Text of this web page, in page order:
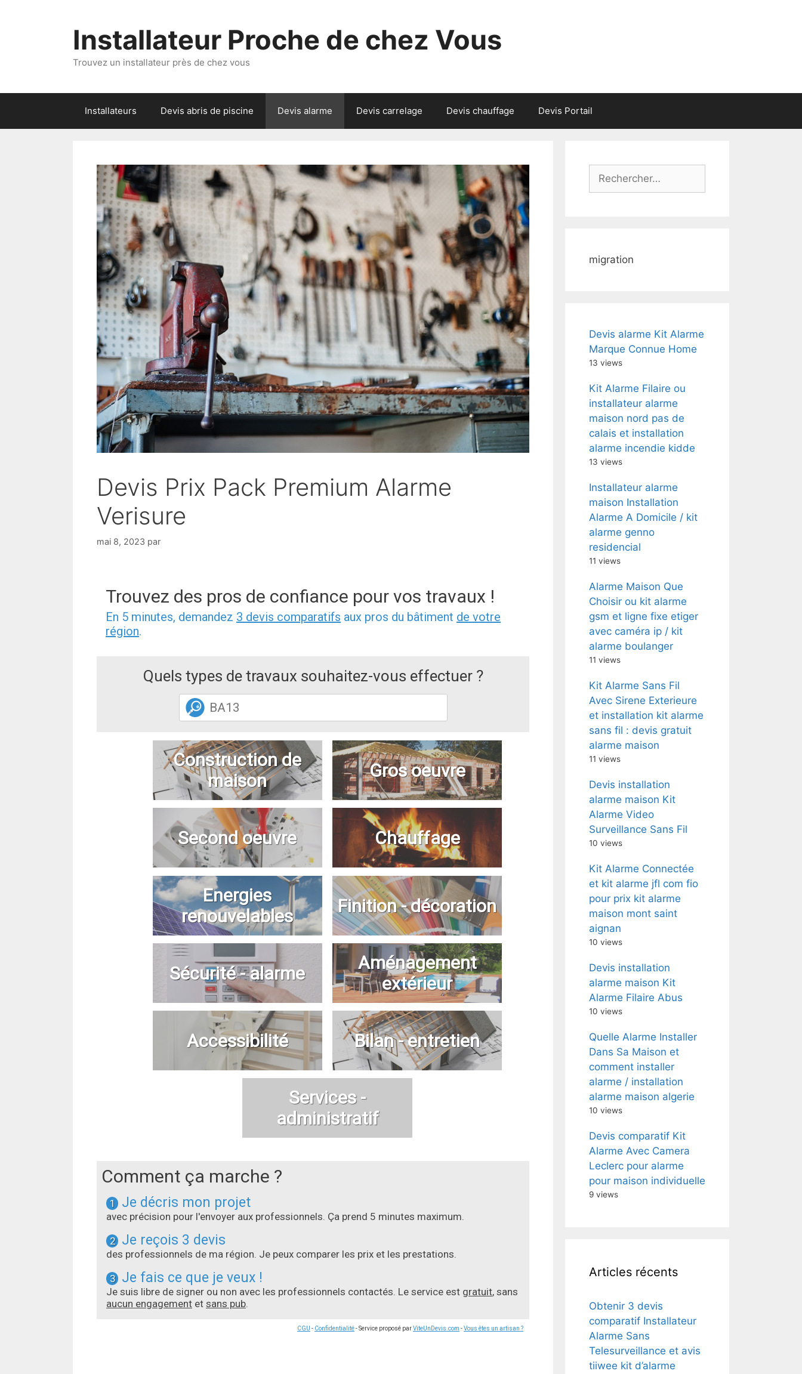
Installateur Proche de chez Vous
Trouvez un installateur près de chez vous
Installateurs Devis abris de piscine Devis alarme Devis carrelage Devis chauffage Devis Portail
Devis Prix Pack Premium Alarme
Verisure
mai 8, 2023 par
Trouvez des pros de confiance pour vos travaux !
En 5 minutes, demandez 3 devis comparatifs aux pros du bâtiment de votre
région.
Quels types de travaux souhaitez-vous effectuer ?
Construction de
maison
Gros oeuvre
Second oeuvre Chauffage
Energies
renouvelables
Finition - décoration
Sécurité - alarme
Aménagement
extérieur
Accessibilité Bilan - entretien
Services -
administratif
Comment ça marche ?
1 Je décris mon projet
avec précision pour l'envoyer aux professionnels. Ça prend 5 minutes maximum.
2 Je reçois 3 devis
des professionnels de ma région. Je peux comparer les prix et les prestations.
3 Je fais ce que je veux !
Je suis libre de signer ou non avec les professionnels contactés. Le service est gratuit, sans
aucun engagement et sans pub.
CGU - Confidentialité- Service proposé parViteUnDevis.com -Vous êtes un artisan ?
Rechercher :
migration
Devis alarme Kit Alarme
Marque Connue Home
13 views
Kit Alarme Filaire ou
installateur alarme
maison nord pas de
calais et installation
alarme incendie kidde
13 views
Installateur alarme
maison Installation
Alarme A Domicile / kit
alarme genno
residencial
11 views
Alarme Maison Que
Choisir ou kit alarme
gsm et ligne fixe etiger
avec caméra ip / kit
alarme boulanger
11 views
Kit Alarme Sans Fil
Avec Sirene Exterieure
et installation kit alarme
sans fil : devis gratuit
alarme maison
11 views
Devis installation
alarme maison Kit
Alarme Video
Surveillance Sans Fil
10 views
Kit Alarme Connectée
et kit alarme jfl com fio
pour prix kit alarme
maison mont saint
aignan
10 views
Devis installation
alarme maison Kit
Alarme Filaire Abus
10 views
Quelle Alarme Installer
Dans Sa Maison et
comment installer
alarme / installation
alarme maison algerie
10 views
Devis comparatif Kit
Alarme Avec Camera
Leclerc pour alarme
pour maison individuelle
9 views
Articles récents
Obtenir 3 devis
comparatif Installateur
Alarme Sans
Telesurveillance et avis
tiiwee kit d’alarme